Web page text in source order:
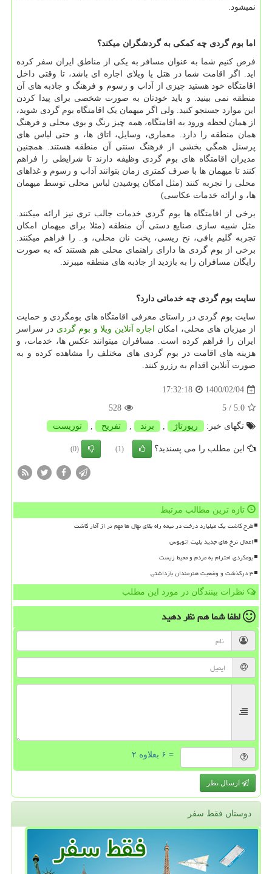
نمیشود.
اما بوم گردی چه کمکی به گردشگران میکند؟
فرض کنیم شما به عنوان مسافر به یکی از مناطق ایران سفر کرده
اید. اگر اقامت شما در هتل یا ویلای اجاره ای باشد، تا وقتی داخل
اقامتگاه خود هستید چیزی از آداب و رسوم و فرهنگ و جاذبه های آن
منطقه نمی بینید. و باید خودتان به صورت شخصی برای پیدا کردن
این موارد جستجو کنید. ولی اگر میهمان یک اقامتگاه بوم گردی شوید،
از همان لحظه ورود به اقامتگاه، همه چیز رنگ و بوی محلی و فرهنگ
همان منطقه را دارد. معماری، وسایل، اتاق ها، و حتی لباس های
پرسنل همگی بخشی از فرهنگ سنتی آن منطقه هستند. همچنین
مدیران اقامتگاه های بوم گردی وظیفه دارند تا شرایطی را فراهم
کنند تا میهمان ها با صرف کمتری زمان بتوانند آداب و رسوم و غذاهای
محلی را تجربه کنند (مثل امکان پوشیدن لباس محلی توسط میهمان
ها، و ارائه خدمات عکاسی)
برخی از اقامتگاه ها بوم گردی خدمات جالب تری نیز ارائه میکنند.
مثل شبیه سازی صنایع دستی آن منطقه (مثلا برای میهمان امکان
تجربه گلیم بافی، نخ ریسی، پخت نان محلی، و.. را فراهم میکنند.
برخی از بوم گردی ها دارای راهنمای محلی هم هستند که به صورت
رایگان مسافران را به بازدید از جاذبه های منطقه میبرند.
سایت بوم گردی چه خدماتی دارد؟
سایت بوم گردی در راستای معرفی اقامتگاه های بومگردی و حمایت
از میزبان های محلی، امکان اجاره آنلاین ویلا و بوم گردی در سراسر
ایران را فراهم کرده است. مسافران میتوانند عکس ها، خدمات، و
هزینه های اقامت در بوم گردی های مختلف را مشاهده کرده و به
صورت آنلاین اقدام به رزرو کنند.
1400/02/04
17:32:18
5.0
/ 5
528
تگهای خبر:
رپورتاژ , برند , تفریح , توریست
این مطلب را می پسندید؟ (1)
(0)
تازه ترین مطالب مرتبط
طرح کاشت یک میلیارد درخت در نیمه راه بقای نهال ها مهم تر از آمار کاشت
اعمال نرخ های جدید بلیت اتوبوس
بومگردی احترام به مردم و محیط زیست
۳ درگذشت و وضعیت هنرمندان بازداشتی
نظرات بینندگان در مورد این مطلب
لطفا شما همنظر دهید
= ۶ بعلاوه ۲
ارسال نظر
دوستان فقط سفر